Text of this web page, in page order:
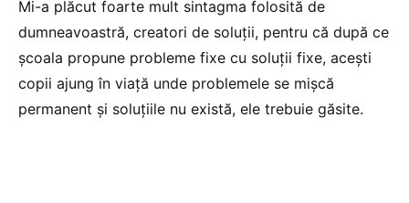
Mi-a plăcut foarte mult sintagma folosită de
dumneavoastră, creatori de soluții, pentru că după ce
școala propune probleme fixe cu soluții fixe, acești
copii ajung în viață unde problemele se mișcă
permanent și soluțiile nu există, ele trebuie găsite.